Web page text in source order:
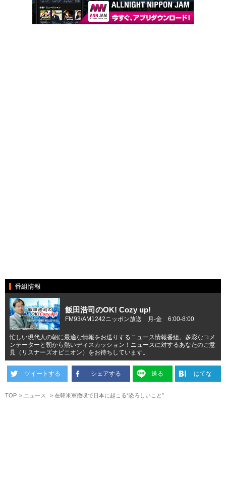
番組情報
飯田浩司のOK! Cozy up!
FM93/AM1242ニッポン放送 月-金 6:00-8:00
忙しい現代人の朝に最適な情報をお送りするニュース情報番組。多彩なコメ
ンテーターと朝から熱いディスカッション！ニュースに対するあなたのご意
見（リスナーズオピニオン）をお待ちしています。
ツイートする シェアする 送る はてな
TOP ニュース 在韓米軍撤収で日本に起こる“恐ろしいこと”